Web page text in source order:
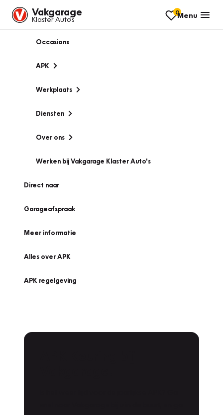
Vakgarage
Klaster Auto's
0Menu
Occasions
APK
Werkplaats
Diensten
Over ons
Werken bij Vakgarage Klaster Auto's
Direct naar
Garageafspraak
Meer informatie
Alles over APK
APK regelgeving